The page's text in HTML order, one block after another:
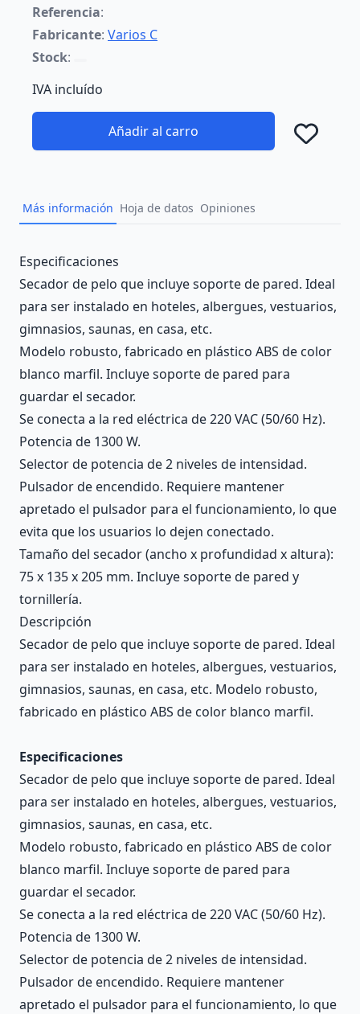
Referencia:
Fabricante: Varios C
Stock:
IVA incluído
Añadir al carro
Más información Hoja de datos Opiniones
Description
Especificaciones
Secador de pelo que incluye soporte de pared. Ideal
para ser instalado en hoteles, albergues, vestuarios,
gimnasios, saunas, en casa, etc.
Modelo robusto, fabricado en plástico ABS de color
blanco marfil. Incluye soporte de pared para
guardar el secador.
Se conecta a la red eléctrica de 220 VAC (50/60 Hz).
Potencia de 1300 W.
Selector de potencia de 2 niveles de intensidad.
Pulsador de encendido. Requiere mantener
apretado el pulsador para el funcionamiento, lo que
evita que los usuarios lo dejen conectado.
Tamaño del secador (ancho x profundidad x altura):
75 x 135 x 205 mm. Incluye soporte de pared y
tornillería.
Descripción
Secador de pelo que incluye soporte de pared. Ideal
para ser instalado en hoteles, albergues, vestuarios,
gimnasios, saunas, en casa, etc. Modelo robusto,
fabricado en plástico ABS de color blanco marfil.
Especificaciones
Secador de pelo que incluye soporte de pared. Ideal
para ser instalado en hoteles, albergues, vestuarios,
gimnasios, saunas, en casa, etc.
Modelo robusto, fabricado en plástico ABS de color
blanco marfil. Incluye soporte de pared para
guardar el secador.
Se conecta a la red eléctrica de 220 VAC (50/60 Hz).
Potencia de 1300 W.
Selector de potencia de 2 niveles de intensidad.
Pulsador de encendido. Requiere mantener
apretado el pulsador para el funcionamiento, lo que